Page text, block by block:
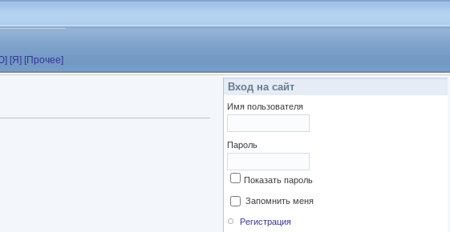
[Я] [Прочее]
Вход на сайт
Имя пользователя
Пароль
Показать пароль
Запомнить меня
Регистрация